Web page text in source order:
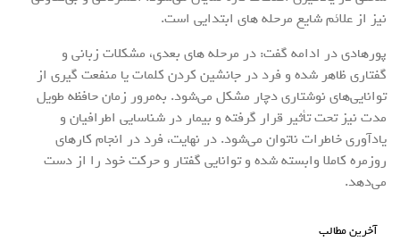
نیز از علائم شایع مرحله های ابتدایی است.
پورهادی در ادامه گفت: در مرحله های بعدی، مشکلات زبانی و
گفتاری ظاهر شده و فرد در جانشین کردن کلمات یا منفعت گیری از
توانایی‌های نوشتاری دچار مشکل می‌شود. به‌مرور زمان حافظه طویل
مدت نیز تحت تأثیر قرار گرفته و بیمار در شناسایی اطرافیان و
یادآوری خاطرات ناتوان می‌شود. در نهایت، فرد در انجام کارهای
روزمره کاملا وابسته شده و توانایی گفتار و حرکت خود را از دست
می‌دهد.
آخرین مطالب